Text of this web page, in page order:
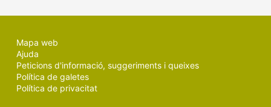
Mapa web
Ajuda
Peticions d'informació, suggeriments i queixes
Política de galetes
Política de privacitat